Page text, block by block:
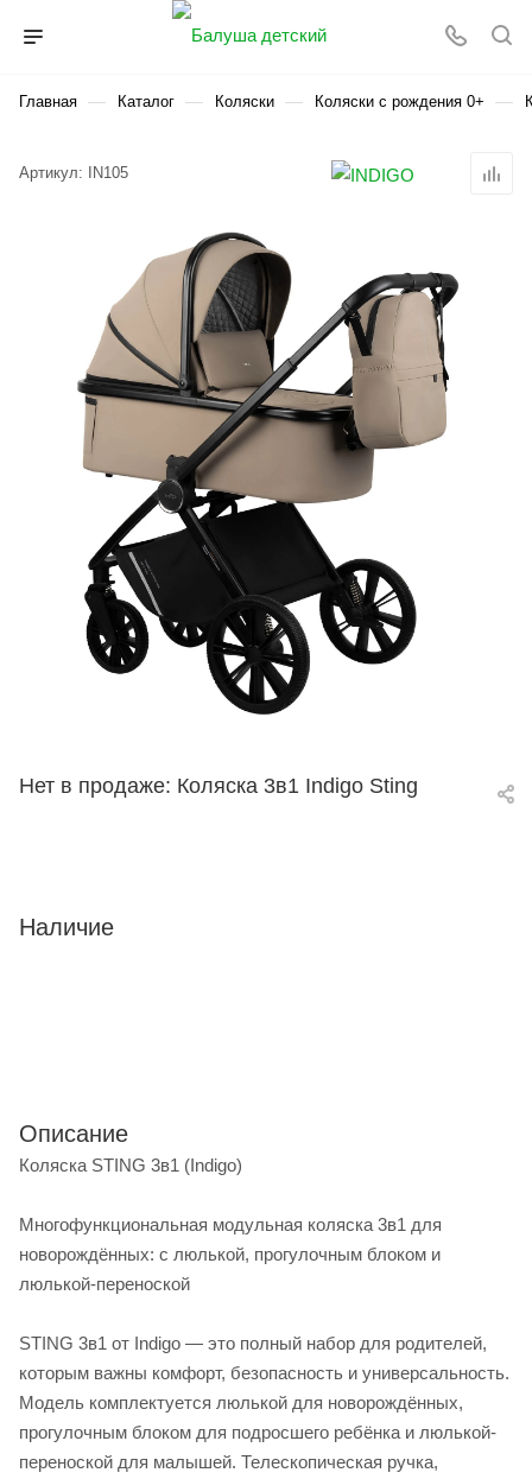
Главная — Каталог — Коляски — Коляски с рождения 0+ —
Артикул: IN105
Нет в продаже: Коляска 3в1 Indigo Sting
Наличие
Описание
Коляска STING 3в1 (Indigo)
Многофункциональная модульная коляска 3в1 для
новорождённых: с люлькой, прогулочным блоком и
люлькой-переноской
STING 3в1 от Indigo — это полный набор для родителей,
которым важны комфорт, безопасность и универсальность.
Модель комплектуется люлькой для новорождённых,
прогулочным блоком для подросшего ребёнка и люлькой-
переноской для малышей. Телескопическая ручка,